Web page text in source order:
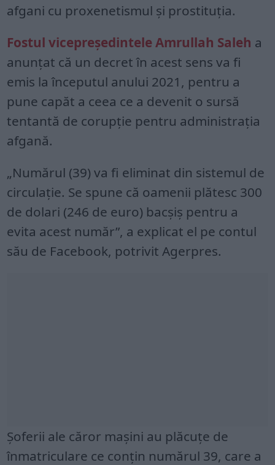
afgani cu proxenetismul şi prostituţia.
Fostul vicepreşedintele Amrullah Saleh a
anunţat că un decret în acest sens va fi
emis la începutul anului 2021, pentru a
pune capăt a ceea ce a devenit o sursă
tentantă de corupţie pentru administraţia
afgană.
„Numărul (39) va fi eliminat din sistemul de
circulaţie. Se spune că oamenii plătesc 300
de dolari (246 de euro) bacşiş pentru a
evita acest număr”, a explicat el pe contul
său de Facebook, potrivit Agerpres.
Şoferii ale căror maşini au plăcuţe de
înmatriculare ce conţin numărul 39, care a